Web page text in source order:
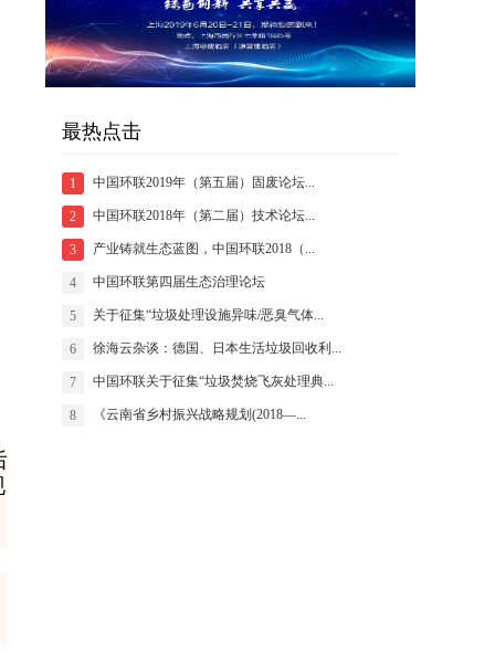
最热点击
1 中国环联2019年（第五届）固废论坛...
2 中国环联2018年（第二届）技术论坛...
3 产业铸就生态蓝图，中国环联2018（...
4 中国环联第四届生态治理论坛
5 关于征集“垃圾处理设施异味/恶臭气体...
6 徐海云杂谈：德国、日本生活垃圾回收利...
7 中国环联关于征集“垃圾焚烧飞灰处理典...
8 《云南省乡村振兴战略规划(2018—...